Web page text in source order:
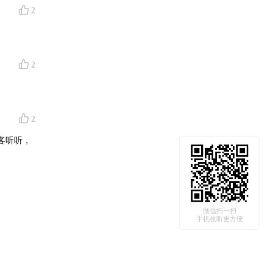
2
2
2
听听，
微信扫一扫
手机收听更方便